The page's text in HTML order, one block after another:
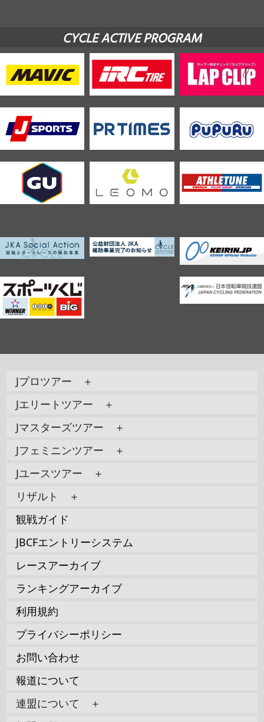
CYCLE ACTIVE PROGRAM
Jプロツアー ＋
Jエリートツアー ＋
Jマスターズツアー ＋
Jフェミニンツアー ＋
Jユースツアー ＋
リザルト ＋
観戦ガイド
JBCFエントリーシステム
レースアーカイブ
ランキングアーカイブ
利用規約
プライバシーポリシー
お問い合わせ
報道について
連盟について ＋